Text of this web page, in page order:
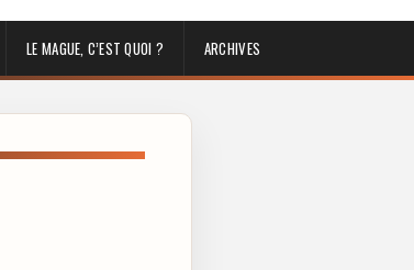
LE MAGUE, C’EST QUOI ? ARCHIVES